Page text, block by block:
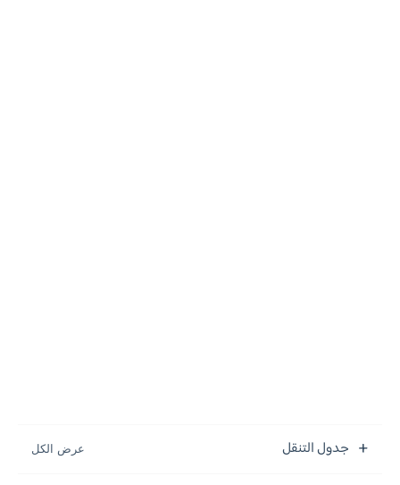
جدول التنقل